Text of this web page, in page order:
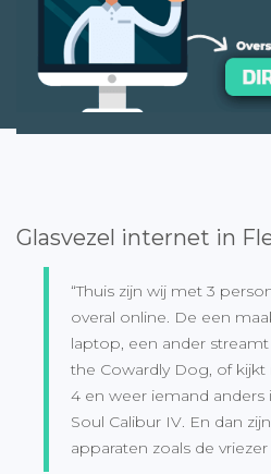
Glasvezel internet in
“Thuis zijn wij met 3
overal online. De een
laptop, een ander
the Cowardly Dog, of
4 en weer iemand anders
Soul Calibur IV. En dan
apparaten zoals de